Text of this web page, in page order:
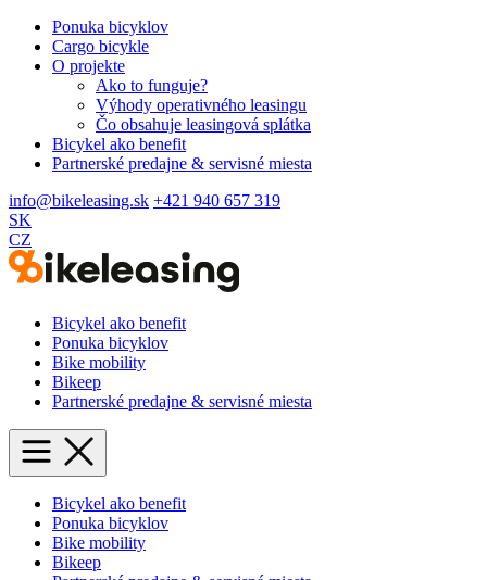
Ponuka bicyklov
Cargo bicykle
O projekte
Ako to funguje?
Výhody operativného leasingu
Čo obsahuje leasingová splátka
Bicykel ako benefit
Partnerské predajne & servisné miesta
info@bikeleasing.sk +421 940 657 319
SK
CZ
Bicykel ako benefit
Ponuka bicyklov
Bike mobility
Bikeep
Partnerské predajne & servisné miesta
Bicykel ako benefit
Ponuka bicyklov
Bike mobility
Bikeep